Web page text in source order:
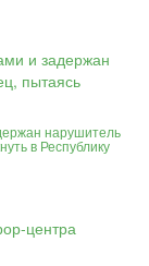
нарушитель
в Республику